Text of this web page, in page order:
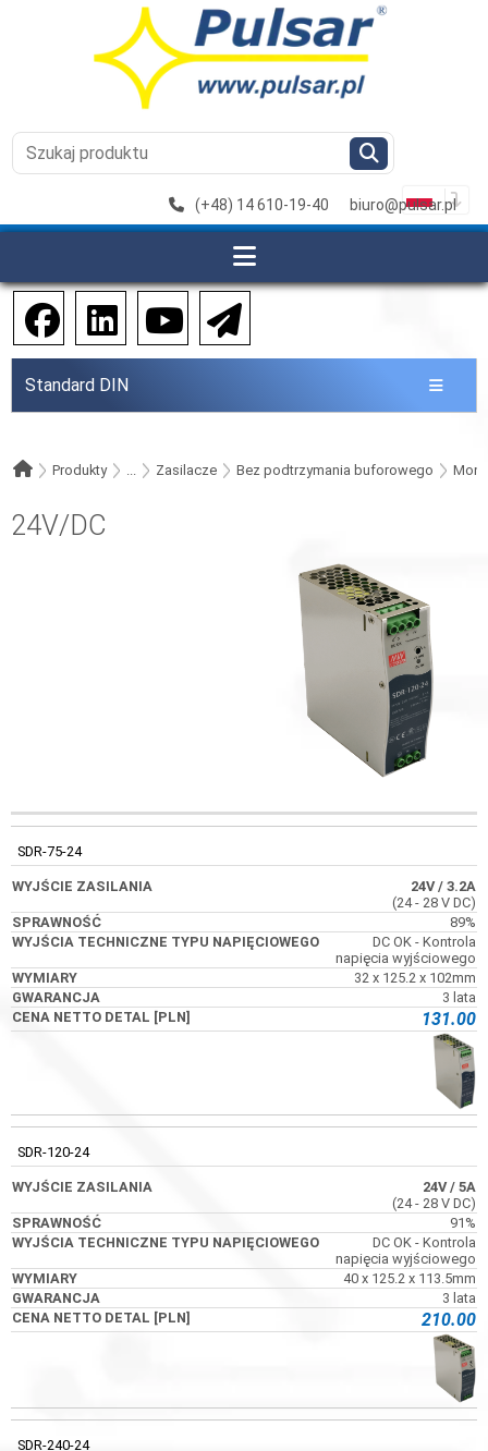
(+48) 14 610-19-40 biuro@pulsar.pl
Standard DIN
Produkty ... Zasilacze Bez podtrzymania buforowego
24V/DC
WYJŚCIE
WYJŚCIA
TECHNICZNE
NAPIĘCIOWEGO
SDR-75-24
24V/ 3.2A
(24 - 28 V DC)
89%
DC OK - Kontrola
napięcia wyjściowego
32 x 125.2 x 102mm
3 lata
131.00
SDR-120-24
24V/ 5A
(24 - 28 V DC)
91%
DC OK - Kontrola
napięcia wyjściowego
40 x 125.2 x 113.5mm
3 lata
210.00
SDR-240-24